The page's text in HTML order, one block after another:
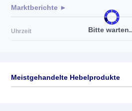
Bitte
Marktberichte ►
Uhrzeit
Meistgehandelte Hebelprodukte